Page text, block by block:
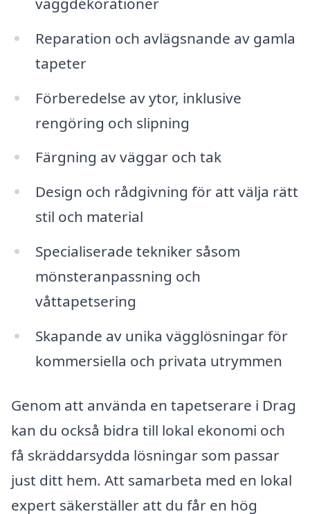
Reparation och avlägsnande av gamla
tapeter
Förberedelse av ytor, inklusive
rengöring och slipning
Färgning av väggar och tak
Design och rådgivning för att välja rätt
stil och material
Specialiserade tekniker såsom
mönsteranpassning och
våttapetsering
Skapande av unika vägglösningar för
kommersiella och privata utrymmen
Genom att använda en tapetserare i Drag
kan du också bidra till lokal ekonomi och
få skräddarsydda lösningar som passar
just ditt hem. Att samarbeta med en lokal
expert säkerställer att du får en hög